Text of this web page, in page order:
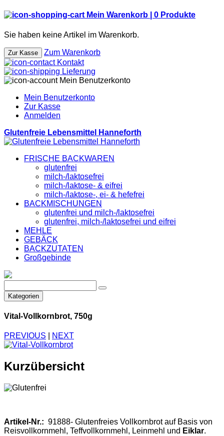
Mein Warenkorb | 0 Produkte
Sie haben keine Artikel im Warenkorb.
Zur Kasse
Zum Warenkorb
Kontakt
Lieferung
Mein Benutzerkonto
Mein Benutzerkonto
Zur Kasse
Anmelden
Glutenfreie Lebensmittel Hanneforth
FRISCHE BACKWAREN
glutenfrei
milch-/laktosefrei
milch-/laktose- & eifrei
milch-/laktose-, ei- & hefefrei
BACKMISCHUNGEN
glutenfrei und milch-/laktosefrei
glutenfrei, milch-/laktosefrei und eifrei
MEHLE
GEBÄCK
BACKZUTATEN
Großgebinde
Kategorien
Vital-Vollkornbrot, 750g
PREVIOUS NEXT
Kurzübersicht
Artikel-Nr.: 91888- Glutenfreies Vollkornbrot auf Basis von
Reisvollkornmehl, Teffvollkornmehl, Leinmehl und Eiklar.